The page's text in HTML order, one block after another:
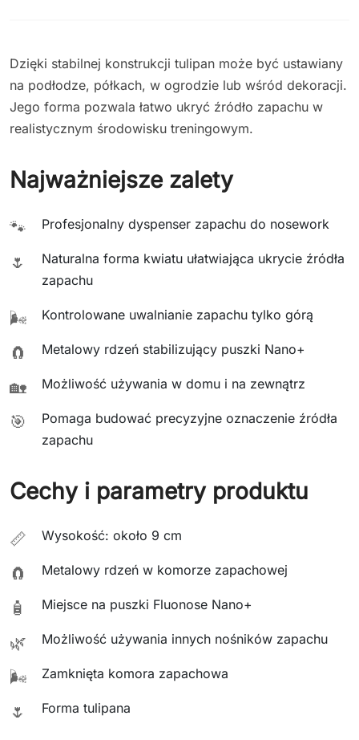
Dzięki stabilnej konstrukcji tulipan może być ustawiany
na podłodze, półkach, w ogrodzie lub wśród dekoracji.
Jego forma pozwala łatwo ukryć źródło zapachu w
realistycznym środowisku treningowym.
Najważniejsze zalety
🐾 Profesjonalny dyspenser zapachu do nosework
🌷
Naturalna forma kwiatu ułatwiająca ukrycie źródła
zapachu
🌬️ Kontrolowane uwalnianie zapachu tylko górą
🧲 Metalowy rdzeń stabilizujący puszki Nano+
🏡 Możliwość używania w domu i na zewnątrz
🎯
Pomaga budować precyzyjne oznaczenie źródła
zapachu
Cechy i parametry produktu
📏 Wysokość: około 9 cm
🧲 Metalowy rdzeń w komorze zapachowej
🧴 Miejsce na puszki Fluonose Nano+
🌿 Możliwość używania innych nośników zapachu
🌬️ Zamknięta komora zapachowa
🌷 Forma tulipana